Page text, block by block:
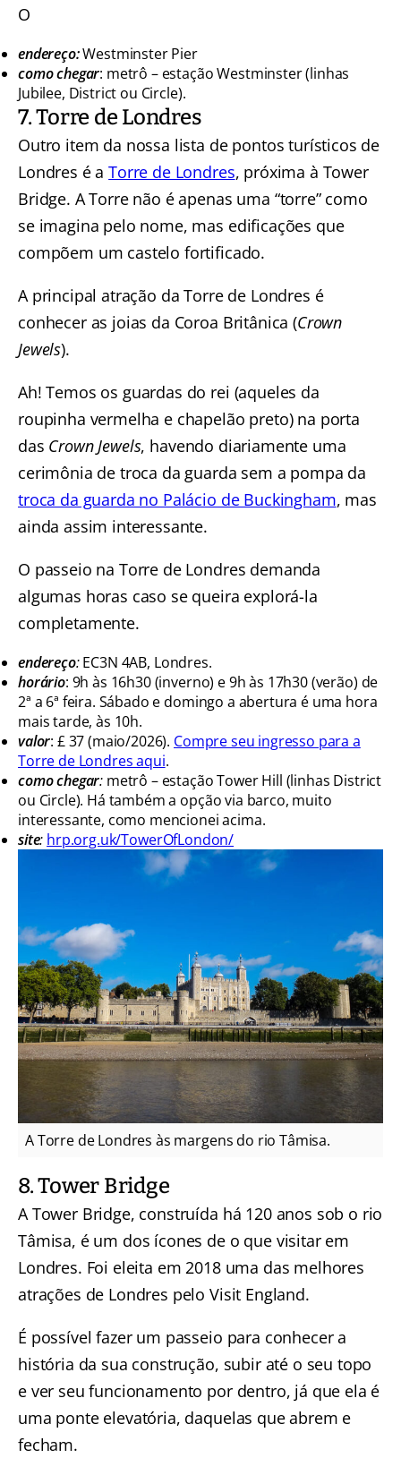
O
endereço:Westminster Pier
como chegar: metrô – estação Westminster (linhas
Jubilee, District ou Circle).
7. Torre de Londres
Outro item da nossa lista de pontos turísticos de
Londres é aTorre de Londres, próxima à Tower
Bridge. A Torre não é apenas uma “torre” como
se imagina pelo nome, mas edificações que
compõem um castelo fortificado.
A principal atração da Torre de Londres é
conhecer as joias da Coroa Britânica (Crown
Jewels).
Ah! Temos os guardas do rei (aqueles da
roupinha vermelha e chapelão preto) na porta
das Crown Jewels, havendo diariamente uma
cerimônia de troca da guarda sem a pompa da
troca da guarda no Palácio de Buckingham, mas
ainda assim interessante.
O passeio na Torre de Londres demanda
algumas horas caso se queira explorá-la
completamente.
endereço:EC3N 4AB, Londres.
horário: 9h às 16h30 (inverno) e 9h às 17h30 (verão) de
2ª a 6ª feira. Sábado e domingo a abertura é uma hora
mais tarde, às 10h.
valor: £ 37 (maio/2026). Compre seu ingresso para a
Torre de Londres aqui.
como chegar: metrô – estação Tower Hill (linhas District
ou Circle). Há também a opção via barco, muito
interessante, como mencionei acima.
site: hrp.org.uk/TowerOfLondon/
A Torre de Londres às margens do rio Tâmisa.
8. Tower Bridge
A Tower Bridge, construída há 120 anos sob o rio
Tâmisa, é um dos ícones de o que visitar em
Londres. Foi eleita em 2018 uma das melhores
atrações de Londres pelo Visit England.
É possível fazer um passeio para conhecer a
história da sua construção, subir até o seu topo
e ver seu funcionamento por dentro, já que ela é
uma ponte elevatória, daquelas que abrem e
fecham.